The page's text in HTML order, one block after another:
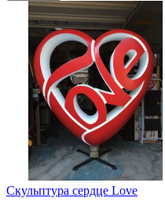
Скульптура сердце Love